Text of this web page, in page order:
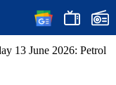
13 June 2026: Petrol